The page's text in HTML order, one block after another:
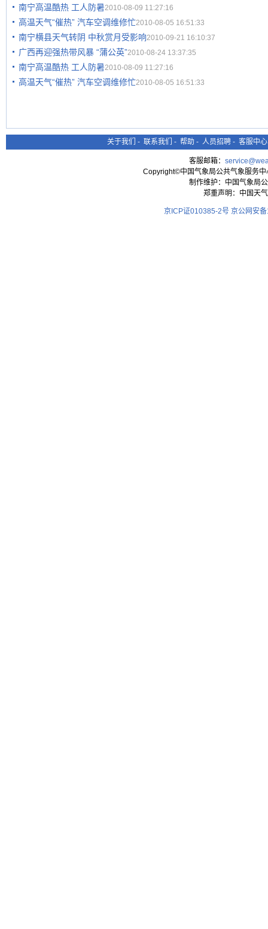
南宁高温酷热 工人防暑2010-08-09 11:27:16
高温天气“催热” 汽车空调维修忙2010-08-05 16:51:33
南宁横县天气转阴 中秋赏月受影响2010-09-21 16:10:37
广西再迎强热带风暴 “蒲公英”2010-08-24 13:37:35
南宁高温酷热 工人防暑2010-08-09 11:27:16
高温天气“催热” 汽车空调维修忙2010-08-05 16:51:33
关于我们 - 联系我们 - 帮助 - 人员招聘 - 客服中心
客服邮箱：
Copyright©中国气象局公共气象服务
制作维护：中国气象局
郑重声明：中国天
京ICP证010385-2号 京公网安